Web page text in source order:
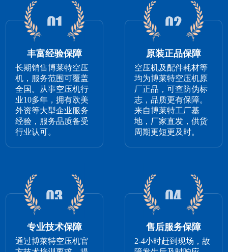
丰富经验保障
长期销售博莱特空压
机，服务范围可覆盖
全国。从事空压机行
业10多年，拥有欧美
外资等大型企业服务
经验，服务品质备受
行业认可。
原装正品保障
空压机及配件耗材等
均为博莱特空压机原
厂正品，可查防伪标
志，品质更有保障。
来自博莱特工厂基
地，厂家直发，供货
周期更短更及时。
专业技术保障
通过博莱特空压机官
售后服务保障
2-4小时赶到现场，故